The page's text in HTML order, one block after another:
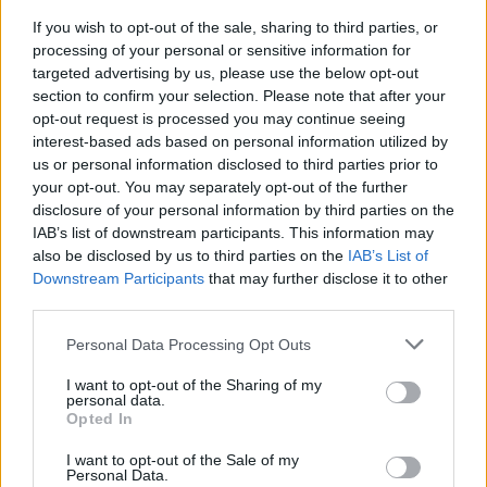
If you wish to opt-out of the sale, sharing to third parties, or
processing of your personal or sensitive information for
targeted advertising by us, please use the below opt-out
section to confirm your selection. Please note that after your
opt-out request is processed you may continue seeing
interest-based ads based on personal information utilized by
us or personal information disclosed to third parties prior to
your opt-out. You may separately opt-out of the further
disclosure of your personal information by third parties on the
IAB’s list of downstream participants. This information may
also be disclosed by us to third parties on the IAB’s List of
Downstream Participants that may further disclose it to other
Please note that this website/app uses one or more Google
not limited to your visit or usage behaviour. You may click to
grant or deny consent to Google and its third-party tags to
use your data for below specified purposes in below Google
consent section.
Personal Data Processing Opt Outs
I want to opt-out of the Sharing of my
personal data.
Opted In
I want to opt-out of the Sale of my
Personal Data.
di styling. L’uso di
protezione termica
in micro-
dose prima del phon preserva la fibra senza
appesantire. L’intento è creare una base che resti
stabile con minimi interventi, puntando su
semplicità e coerenza.
Esempi di routine: dal minuto zero
all’uscita
Al mattino, tamponare la frangia con acqua,
verso il basso con phon tiepido e chiudere con
fredda. Prima di uscire, una vaporizzazione di
lacca leggera
lisciare con la punta delle dita se l’umidità aumenta;